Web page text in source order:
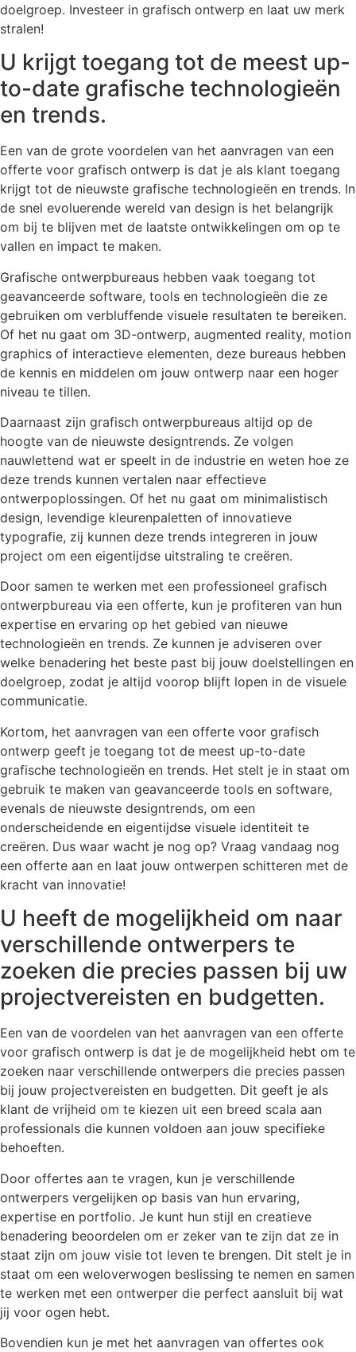
doelgroep. Investeer in grafisch ontwerp en laat uw merk
stralen!
U krijgt toegang tot de meest up-
to-date grafische technologieën
en trends.
Een van de grote voordelen van het aanvragen van een
offerte voor grafisch ontwerp is dat je als klant toegang
krijgt tot de nieuwste grafische technologieën en trends. In
de snel evoluerende wereld van design is het belangrijk
om bij te blijven met de laatste ontwikkelingen om op te
vallen en impact te maken.
Grafische ontwerpbureaus hebben vaak toegang tot
geavanceerde software, tools en technologieën die ze
gebruiken om verbluffende visuele resultaten te bereiken.
Of het nu gaat om 3D-ontwerp, augmented reality, motion
graphics of interactieve elementen, deze bureaus hebben
de kennis en middelen om jouw ontwerp naar een hoger
niveau te tillen.
Daarnaast zijn grafisch ontwerpbureaus altijd op de
hoogte van de nieuwste designtrends. Ze volgen
nauwlettend wat er speelt in de industrie en weten hoe ze
deze trends kunnen vertalen naar effectieve
ontwerpoplossingen. Of het nu gaat om minimalistisch
design, levendige kleurenpaletten of innovatieve
typografie, zij kunnen deze trends integreren in jouw
project om een eigentijdse uitstraling te creëren.
Door samen te werken met een professioneel grafisch
ontwerpbureau via een offerte, kun je profiteren van hun
expertise en ervaring op het gebied van nieuwe
technologieën en trends. Ze kunnen je adviseren over
welke benadering het beste past bij jouw doelstellingen en
doelgroep, zodat je altijd voorop blijft lopen in de visuele
communicatie.
Kortom, het aanvragen van een offerte voor grafisch
ontwerp geeft je toegang tot de meest up-to-date
grafische technologieën en trends. Het stelt je in staat om
gebruik te maken van geavanceerde tools en software,
evenals de nieuwste designtrends, om een
onderscheidende en eigentijdse visuele identiteit te
creëren. Dus waar wacht je nog op? Vraag vandaag nog
een offerte aan en laat jouw ontwerpen schitteren met de
kracht van innovatie!
U heeft de mogelijkheid om naar
verschillende ontwerpers te
zoeken die precies passen bij uw
projectvereisten en budgetten.
Een van de voordelen van het aanvragen van een offerte
voor grafisch ontwerp is dat je de mogelijkheid hebt om te
zoeken naar verschillende ontwerpers die precies passen
bij jouw projectvereisten en budgetten. Dit geeft je als
klant de vrijheid om te kiezen uit een breed scala aan
professionals die kunnen voldoen aan jouw specifieke
behoeften.
Door offertes aan te vragen, kun je verschillende
ontwerpers vergelijken op basis van hun ervaring,
expertise en portfolio. Je kunt hun stijl en creatieve
benadering beoordelen om er zeker van te zijn dat ze in
staat zijn om jouw visie tot leven te brengen. Dit stelt je in
staat om een weloverwogen beslissing te nemen en samen
te werken met een ontwerper die perfect aansluit bij wat
jij voor ogen hebt.
Bovendien kun je met het aanvragen van offertes ook